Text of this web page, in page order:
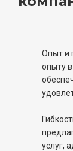
Опыт и
опыту
услуг,